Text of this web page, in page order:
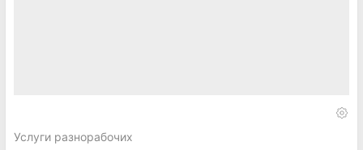
Услуги разнорабочих